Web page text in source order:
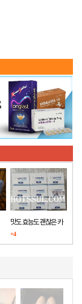
맛도 효능도 괜찮은 카
마그라
+4